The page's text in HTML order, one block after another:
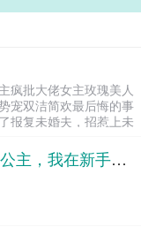
疯批大佬女主玫瑰美人
宠双洁简欢最后悔的事
报复未婚夫，招惹上未
。一晌贪欢，两相纠
这事儿得讲究你情我
紧逼，在我这不管用，
变身失落公主，我在新手村卖核弹